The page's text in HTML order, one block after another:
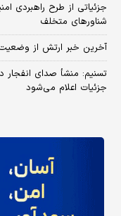
شناورهای متخلف
آخرین خبر ارتش از وضعیت ۳ خلبان عملیات
تسنیم: منشأ صدای
جزئیات اعلام می‌شود